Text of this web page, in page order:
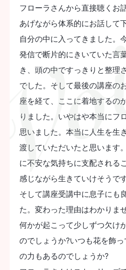
フローラさんから直接聴くお
あげながら体系的にお話して
自分の中に入ってきました。
発信で断片的にきいていた言
き、頭の中ですっきりと整理
でした。そして最後の講座の
座を経て、ここに着地するの
りました。いやはや本当にフ
思いました。本当に人生を生
渡していただいたと思います
に不安な気持ちに支配される
感じながら生きていけそうです
そして講座受講中に息子にも
た。変わった理由はわかりま
何かが起こって少しずつ欠け
のでしょうか?いつも花を飾
の力もあるのでしょうか?